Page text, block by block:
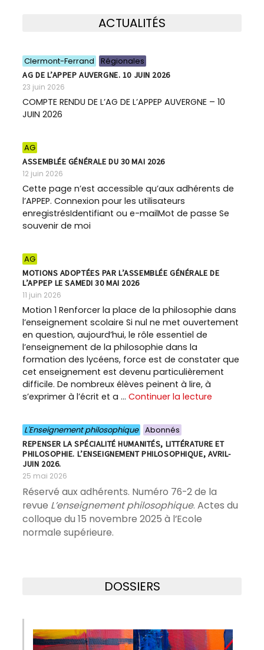
ACTUALITÉS
Clermont-Ferrand Régionales
AG DE L’APPEP AUVERGNE. 10 JUIN 2026
23 juin 2026
COMPTE RENDU DE L’AG DE L’APPEP AUVERGNE – 10
JUIN 2026
AG
ASSEMBLÉE GÉNÉRALE DU 30 MAI 2026
12 juin 2026
Cette page n’est accessible qu’aux adhérents de
l’APPEP. Connexion pour les utilisateurs
enregistrésIdentifiant ou e-mailMot de passe Se
souvenir de moi
AG
MOTIONS ADOPTÉES PAR L’ASSEMBLÉE GÉNÉRALE DE
L’APPEP LE SAMEDI 30 MAI 2026
11 juin 2026
Motion 1 Renforcer la place de la philosophie dans
l’enseignement scolaire Si nul ne met ouvertement
en question, aujourd’hui, le rôle essentiel de
l’enseignement de la philosophie dans la
formation des lycéens, force est de constater que
cet enseignement est devenu particulièrement
difficile. De nombreux élèves peinent à lire, à
s’exprimer à l’écrit et a …Continuer la lecture
L'Enseignement philosophique Abonnés
REPENSER LA SPÉCIALITÉ HUMANITÉS, LITTÉRATURE ET
PHILOSOPHIE. L’ENSEIGNEMENT PHILOSOPHIQUE, AVRIL-
JUIN 2026.
25 mai 2026
Réservé aux adhérents. Numéro 76-2 de la
revue L’enseignement philosophique. Actes du
colloque du 15 novembre 2025 à l’Ecole
normale supérieure.
DOSSIERS